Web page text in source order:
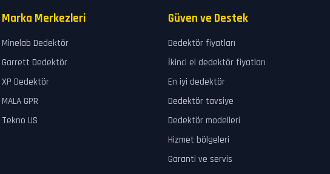
Marka Merkezleri
Minelab Dedektör
Garrett Dedektör
XP Dedektör
MALA GPR
Tekno US
Güven ve Destek
Dedektör fiyatları
İkinci el dedektör fiyatları
En iyi dedektör
Dedektör tavsiye
Dedektör modelleri
Hizmet bölgeleri
Garanti ve servis